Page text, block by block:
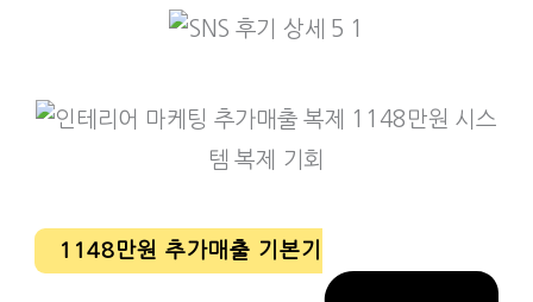
1148만원 추가매출 기본기